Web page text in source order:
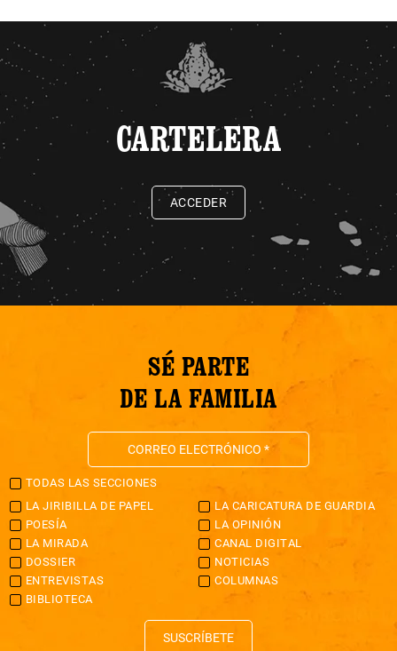
CARTELERA
ACCEDER
SÉ PARTE
DE LA FAMILIA
TODAS LAS SECCIONES
LA JIRIBILLA DE PAPEL
LA CARICATURA DE GUARDIA
POESÍA
LA OPINIÓN
LA MIRADA
CANAL DIGITAL
DOSSIER
NOTICIAS
ENTREVISTAS
COLUMNAS
BIBLIOTECA
SUSCRÍBETE